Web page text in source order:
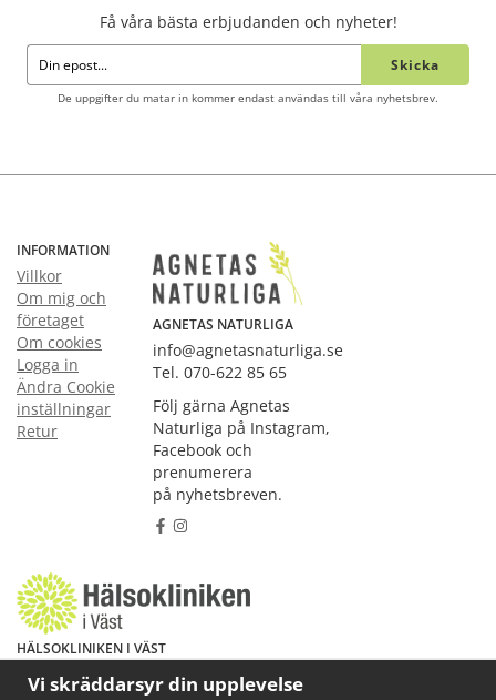
Få våra bästa erbjudanden och nyheter!
Skicka
De uppgifter du matar in kommer endast användas till våra nyhetsbrev.
INFORMATION
Villkor
Om mig och
företaget
Om cookies
Logga in
Ändra Cookie
inställningar
Retur
AGNETAS NATURLIGA
info@agnetasnaturliga.se
Tel. 070-622 85 65
Följ gärna Agnetas
Naturliga på Instagram,
Facebook och
prenumerera
på nyhetsbreven.
HÄLSOKLINIKEN I VÄST
Har du hälsoproblem? Fråga mig!
Vi skräddarsyr din upplevelse